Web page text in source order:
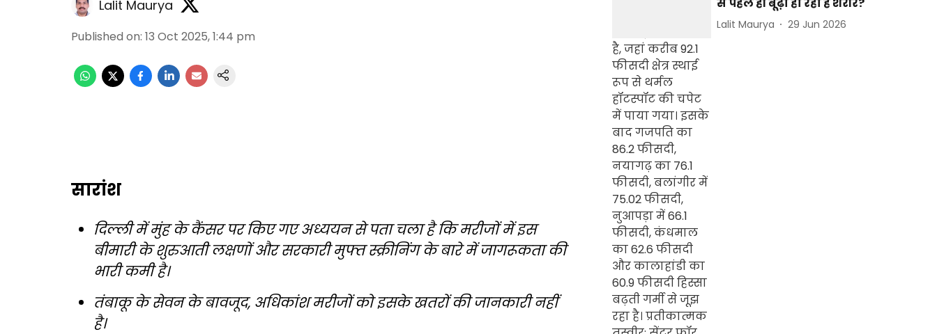
Lalit Maurya
Published on: 13 Oct 2025, 1:44 pm
सारांश
दिल्ली में मुंह के कैंसर पर किए गए अध्ययन से पता चला है कि मरीजों में इस
बीमारी के शुरुआती लक्षणों और सरकारी मुफ्त स्क्रीनिंग के बारे में जागरूकता की
भारी कमी है।
तंबाकू के सेवन के बावजूद, अधिकांश मरीजों को इसके खतरों की जानकारी नहीं
है।
Lalit Maurya 29 Jun 2026